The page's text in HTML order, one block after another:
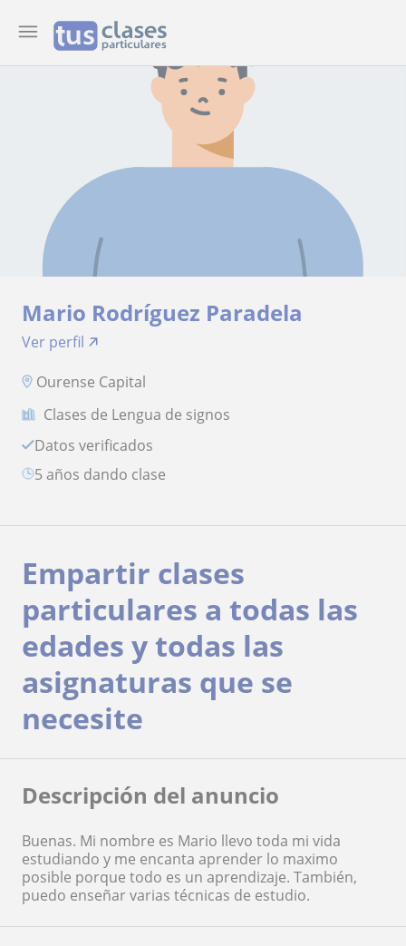
Mario Rodríguez Paradela
Ver perfil
Ourense Capital
Clases de Lengua de signos
Datos verificados
5 años dando clase
Empartir clases
particulares a todas las
edades y todas las
asignaturas que se
necesite
Descripción del anuncio
Buenas. Mi nombre es Mario llevo toda mi vida
estudiando y me encanta aprender lo maximo
posible porque todo es un aprendizaje. También,
puedo enseñar varias técnicas de estudio.